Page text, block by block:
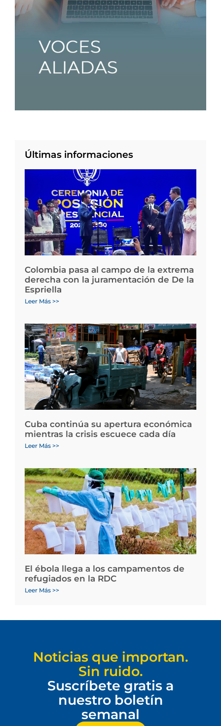
Últimas informaciones
Colombia pasa al campo de la extrema
derecha con la juramentación de De la
Espriella
Leer Más >>
Cuba continúa su apertura económica
mientras la crisis escuece cada día
Leer Más >>
El ébola llega a los campamentos de
refugiados en la RDC
Leer Más >>
Noticias que importan.
Sin ruido.
Suscríbete gratis a
nuestro boletín
semanal